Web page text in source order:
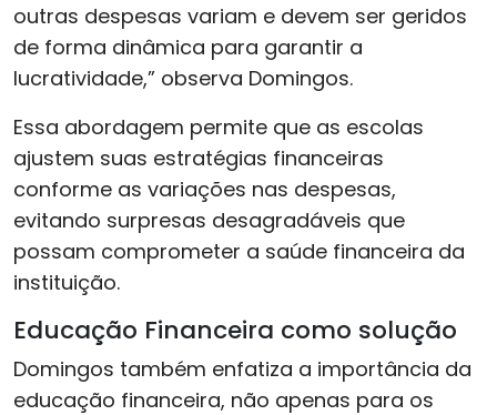
outras despesas variam e devem ser geridos
de forma dinâmica para garantir a
lucratividade,” observa Domingos.
Essa abordagem permite que as escolas
ajustem suas estratégias financeiras
conforme as variações nas despesas,
evitando surpresas desagradáveis que
possam comprometer a saúde financeira da
instituição.
Educação Financeira como solução
Domingos também enfatiza a importância da
educação financeira, não apenas para os